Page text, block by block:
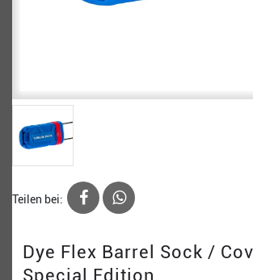
Teilen bei:
Dye Flex Barrel Sock /
Special Edition